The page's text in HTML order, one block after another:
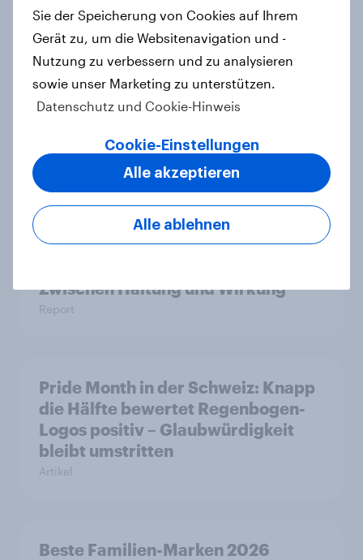
zweithäufigste Informationsquelle
in Deutschland – Suchmaschinen
weiterhin führend
Artikel
CHECK24 Reisen ist YouGovs
Biggest Buzz Mover im Juni 2026
Artikel
Zwischen Haltung und Wirkung
Report
Pride Month in der Schweiz: Knapp
die Hälfte bewertet Regenbogen-
Logos positiv – Glaubwürdigkeit
bleibt umstritten
Artikel
Beste Familien-Marken 2026
Sie der Speicherung von Cookies auf Ihrem
Gerät zu, um die Websitenavigation und -
Nutzung zu verbessern und zu analysieren
sowie unser Marketing zu unterstützen.
Datenschutz und Cookie-Hinweis
Cookie-Einstellungen
Alle ablehnen
Alle akzeptieren